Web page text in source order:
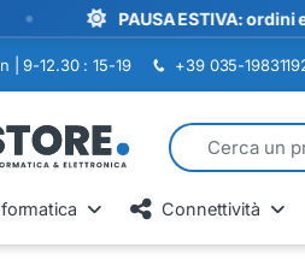
PAUSA ESTIVA: ordini e
| 9-12.30 : 15-19 +39 035-
Search for:
Connettività